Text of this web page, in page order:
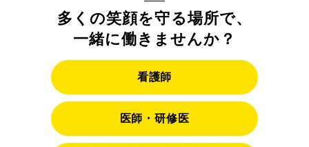
多くの笑顔を守る場所で、
一緒に働きませんか？
看護師
医師・研修医